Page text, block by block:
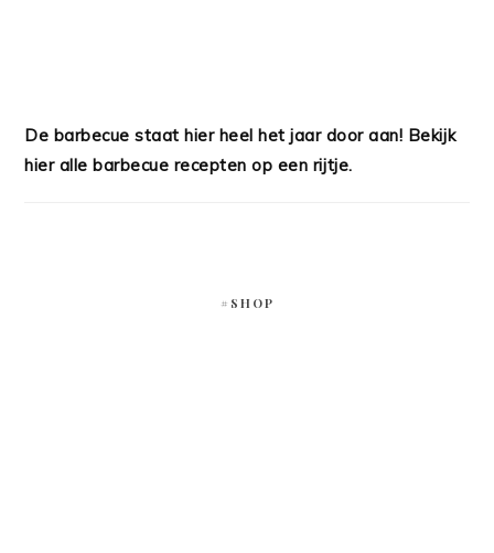
De barbecue staat hier heel het jaar door aan! Bekijk
hier alle barbecue recepten op een rijtje.
#SHOP